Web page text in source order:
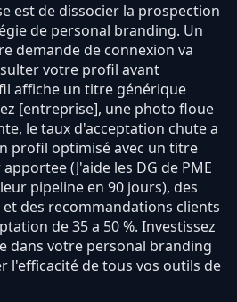
est de dissocier la prospection
de personal branding. Un
demande de connexion va
votre profil avant
affiche un titre générique
[entreprise], une photo floue
le taux d'acceptation chute a
profil optimisé avec un titre
(J'aide les DG de PME
pipeline en 90 jours), des
des recommandations clients
de 35 a 50 %. Investissez
dans votre personal branding
l'efficacité de tous vos outils de